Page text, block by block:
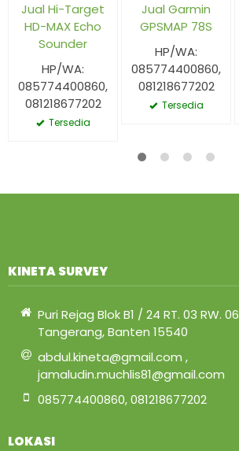
Jual Hi-Target
HD-MAX Echo
Sounder
HP/WA:
085774400860,
081218677202
Tersedia
Jual Garmin
GPSMAP 78S
HP/WA:
085774400860,
081218677202
Tersedia
KINETA SURVEY
Puri Rejag Blok B1 / 24 RT. 03 RW. 06
Tangerang, Banten 15540
abdul.kineta@gmail.com ,
jamaludin.muchlis81@gmail.com
085774400860, 081218677202
LOKASI